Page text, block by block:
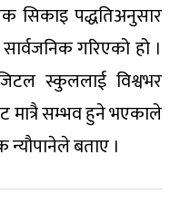
सिकाइ पद्धतिअनुसार
गरिएको हो ।
स्कुललाई विश्वभर
मात्रै सम्भव हुने भएकाले
बताए ।